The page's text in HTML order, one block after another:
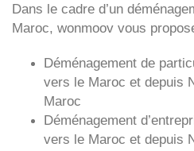
Dans le cadre d’un
Maroc, wonmoov vous
Déménagement de
vers le Maroc et depuis
Maroc
Déménagement
vers le Maroc et depuis